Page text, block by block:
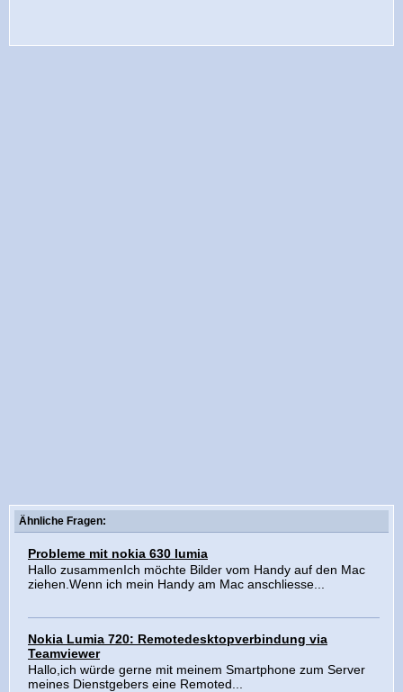
Ähnliche Fragen:
Probleme mit nokia 630 lumia
Hallo zusammenIch möchte Bilder vom Handy auf den Mac
ziehen.Wenn ich mein Handy am Mac anschliesse...
Nokia Lumia 720: Remotedesktopverbindung via
Teamviewer
Hallo,ich würde gerne mit meinem Smartphone zum Server
meines Dienstgebers eine Remoted...